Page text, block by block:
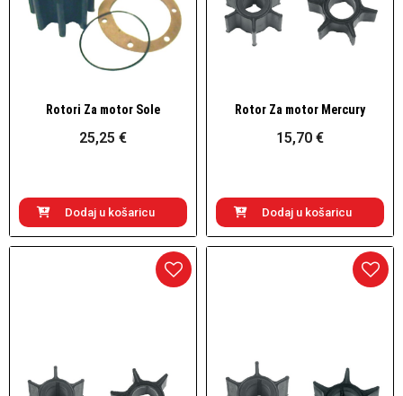
Brzi pogled
Rotori Za motor Sole
25,25 €
Dodaj u košaricu
Brzi pogled
Rotor Za motor Mercury
15,70 €
Dodaj u košaricu